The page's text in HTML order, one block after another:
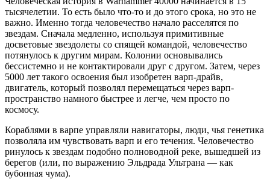
тысячелетии. То есть было что-то и до этого срока, но это не
важно. Именно тогда человечество начало расселятся по
звездам. Сначала медленно, используя примитивные
досветовые звездолеты со спящей командой, человечество
потянулось к другим мирам. Колонии основывались
бессистемно и не контактировали друг с другом. Затем, через
5000 лет такого освоения был изобретен варп-драйв,
двигатель, который позволял перемещаться через варп-
пространство намного быстрее и легче, чем просто по
космосу.
Кораблями в варпе управляли навигаторы, люди, чья генетика
позволяла им чувствовать варп и его течения. Человечество
ринулось к звездам подобно полноводной реке, вышедшей из
берегов (или, по выражению Эльдрада Ультрана — как
бубонная чума).